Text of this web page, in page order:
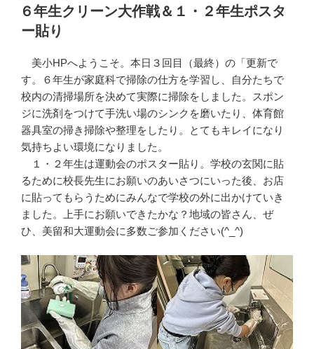
稿
日:
６年生クリーン大作戦＆１・２年生ポスタ
ー貼り
美小HPへようこそ。本日３回目（最終）の「更新で
す。６年生が家庭科で掃除の仕方を学習し、自分たちで
校内の清掃場所を決めて実際に掃除をしました。スポン
ジに洗剤をつけて手洗い場のシンクを磨いたり、体育館
器具室の掃き掃除や整理をしたり。とてもキレイになり
気持ちよい環境になりました。
１・２年生は運動会のポスター貼り。学校の玄関に貼
るために校長先生にお願いのあいさつにいった後、お店
に貼ってもらうためにみんなで学校の外に出かけていき
ました。上手にお願いできたかな？地域の皆さん、ぜ
ひ、美留和大運動会に多数ご参加ください(^_^)